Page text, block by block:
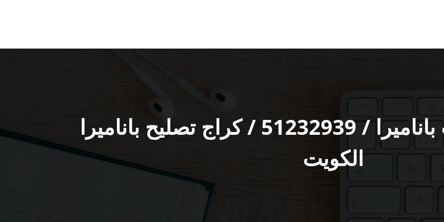
متخصص سيارات باناميرا / 51232939‬ / كراج تصليح باناميرا
الكويت